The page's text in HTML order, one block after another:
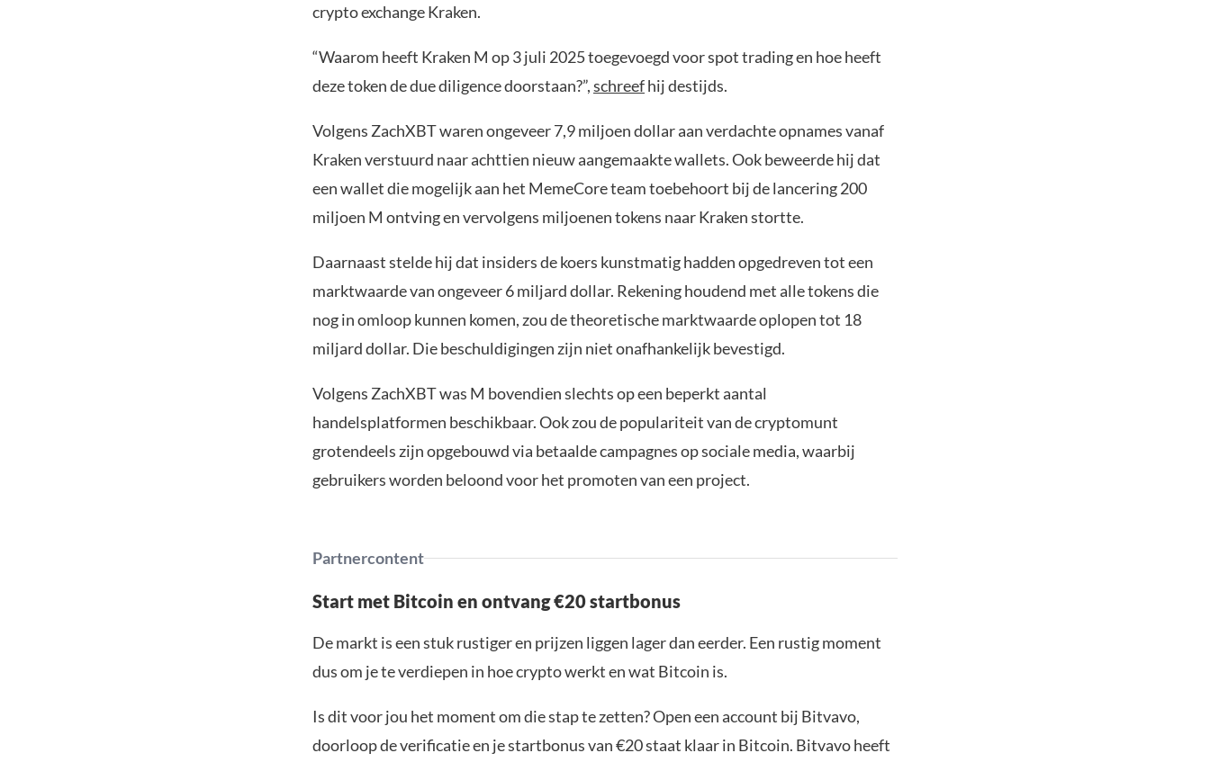
crypto exchange Kraken.
“Waarom heeft Kraken M op 3 juli 2025 toegevoegd voor spot trading en hoe heeft
deze token de due diligence doorstaan?”,schreefhij destijds.
Volgens ZachXBT waren ongeveer 7,9 miljoen dollar aan verdachte opnames vanaf
Kraken verstuurd naar achttien nieuw aangemaakte wallets. Ook beweerde hij dat
een wallet die mogelijk aan het MemeCore team toebehoort bij de lancering 200
miljoen M ontving en vervolgens miljoenen tokens naar Kraken stortte.
Daarnaast stelde hij dat insiders de koers kunstmatig hadden opgedreven tot een
marktwaarde van ongeveer 6 miljard dollar. Rekening houdend met alle tokens die
nog in omloop kunnen komen, zou de theoretische marktwaarde oplopen tot 18
miljard dollar. Die beschuldigingen zijn niet onafhankelijk bevestigd.
Volgens ZachXBT was M bovendien slechts op een beperkt aantal
handelsplatformen beschikbaar. Ook zou de populariteit van de cryptomunt
grotendeels zijn opgebouwd via betaalde campagnes op sociale media, waarbij
gebruikers worden beloond voor het promoten van een project.
Partnercontent
Start met Bitcoin en ontvang €20 startbonus
De markt is een stuk rustiger en prijzen liggen lager dan eerder. Een rustig moment
dus om je te verdiepen in hoe crypto werkt en wat Bitcoin is.
Is dit voor jou het moment om die stap te zetten? Open een account bij Bitvavo,
doorloop de verificatie en je startbonus van €20 staat klaar in Bitcoin. Bitvavo heeft